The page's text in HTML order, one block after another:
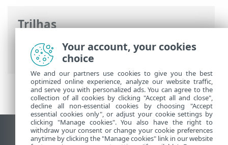
Trilhas
Ajuda on-line ESET>ESET VPN>ESET VPN
para roteador> Desativação
Ver site para desktop
Your account, your cookies
choice
We and our partners use cookies to give you the best
optimized online experience, analyze our website traffic,
and serve you with personalized ads. You can agree to the
collection of all cookies by clicking "Accept all and close",
decline all non-essential cookies by choosing "Accept
essential cookies only", or adjust your cookie settings by
clicking "Manage cookies". You also have the right to
withdraw your consent or change your cookie preferences
anytime by clicking the "Manage cookies" link in our website